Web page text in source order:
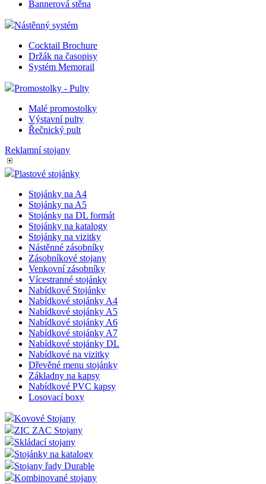
Bannerová stěna
Nástěnný systém
Cocktail Brochure
Držák na časopisy
Systém Memorail
Promostolky - Pulty
Malé promostolky
Výstavní pulty
Řečnický pult
Reklamní stojany
Plastové stojánky
Stojánky na A4
Stojánky na A5
Stojánky na DL formát
Stojánky na katalogy
Stojánky na vizitky
Nástěnné zásobníky
Zásobníkové stojany
Venkovní zásobníky
Vícestranné stojánky
Nabídkové Stojánky
Nabídkové stojánky A4
Nabídkové stojánky A5
Nabídkové stojánky A6
Nabídkové stojánky A7
Nabídkové stojánky DL
Nabídkové na vizitky
Dřevěné menu stojánky
Základny na kapsy
Nabídkové PVC kapsy
Losovací boxy
Kovové Stojany
ZIC ZAC Stojany
Skládací stojany
Stojánky na katalogy
Stojany řady Durable
Kombinované stojany